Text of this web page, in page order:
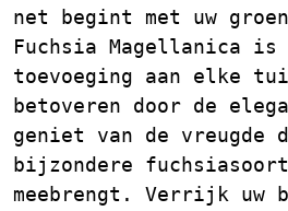
net begint met uw
Fuchsia Magellanica is
toevoeging aan elke
betoveren door de
geniet van de vreugde
bijzondere
meebrengt. Verrijk uw